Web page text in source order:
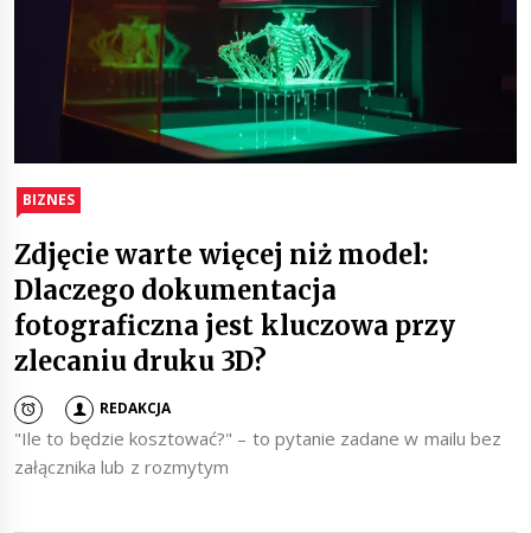
BIZNES
Zdjęcie warte więcej niż model:
Dlaczego dokumentacja
fotograficzna jest kluczowa przy
zlecaniu druku 3D?
REDAKCJA
"Ile to będzie kosztować?" – to pytanie zadane w mailu bez
załącznika lub z rozmytym